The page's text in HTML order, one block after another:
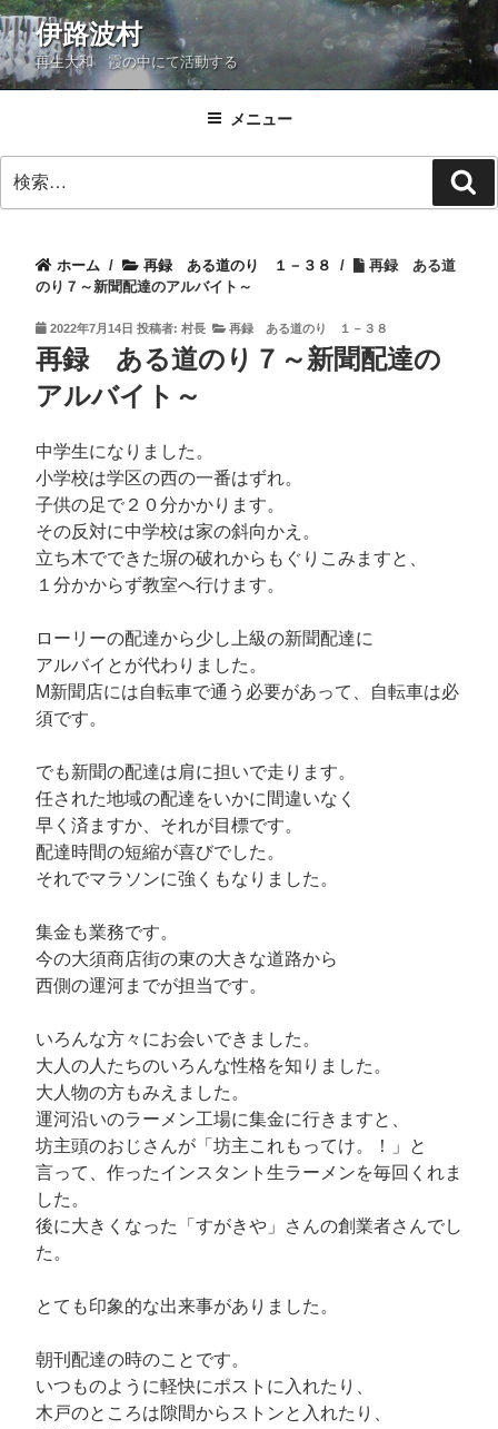
コ
ン
テ
ン
ス
伊路波村
再生大和 霞の中にて活動する
メニュー
索:
索
ホーム / 再録 ある道のり １－３８ /
再録 ある道
のり７～新聞配達のアルバイト～
投
稿
日:
2022年7月14日 投稿者: 村長 再録 ある道のり １－３８
再録 ある道のり７～新聞配達の
アルバイト～
中学生になりました。
小学校は学区の西の一番はずれ。
子供の足で２０分かかります。
その反対に中学校は家の斜向かえ。
立ち木でできた塀の破れからもぐりこみますと、
１分かからず教室へ行けます。
ローリーの配達から少し上級の新聞配達に
アルバイとが代わりました。
M新聞店には自転車で通う必要があって、自転車は必
須です。
でも新聞の配達は肩に担いで走ります。
任された地域の配達をいかに間違いなく
早く済ますか、それが目標です。
配達時間の短縮が喜びでした。
それでマラソンに強くもなりました。
集金も業務です。
今の大須商店街の東の大きな道路から
西側の運河までが担当です。
いろんな方々にお会いできました。
大人の人たちのいろんな性格を知りました。
大人物の方もみえました。
運河沿いのラーメン工場に集金に行きますと、
坊主頭のおじさんが「坊主これもってけ。！」と
言って、作ったインスタント生ラーメンを毎回くれま
した。
後に大きくなった「すがきや」さんの創業者さんでし
た。
とても印象的な出来事がありました。
朝刊配達の時のことです。
いつものように軽快にポストに入れたり、
木戸のところは隙間からストンと入れたり、